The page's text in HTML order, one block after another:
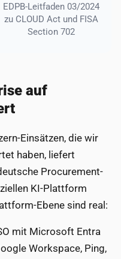
EDPB-Leitfaden 03/2024
zu CLOUD Act und FISA
Section 702
auf
Einsätzen, die wir
haben, liefert
Procurement-
KI-Plattform
Ebene sind real:
mit Microsoft Entra
Workspace, Ping,